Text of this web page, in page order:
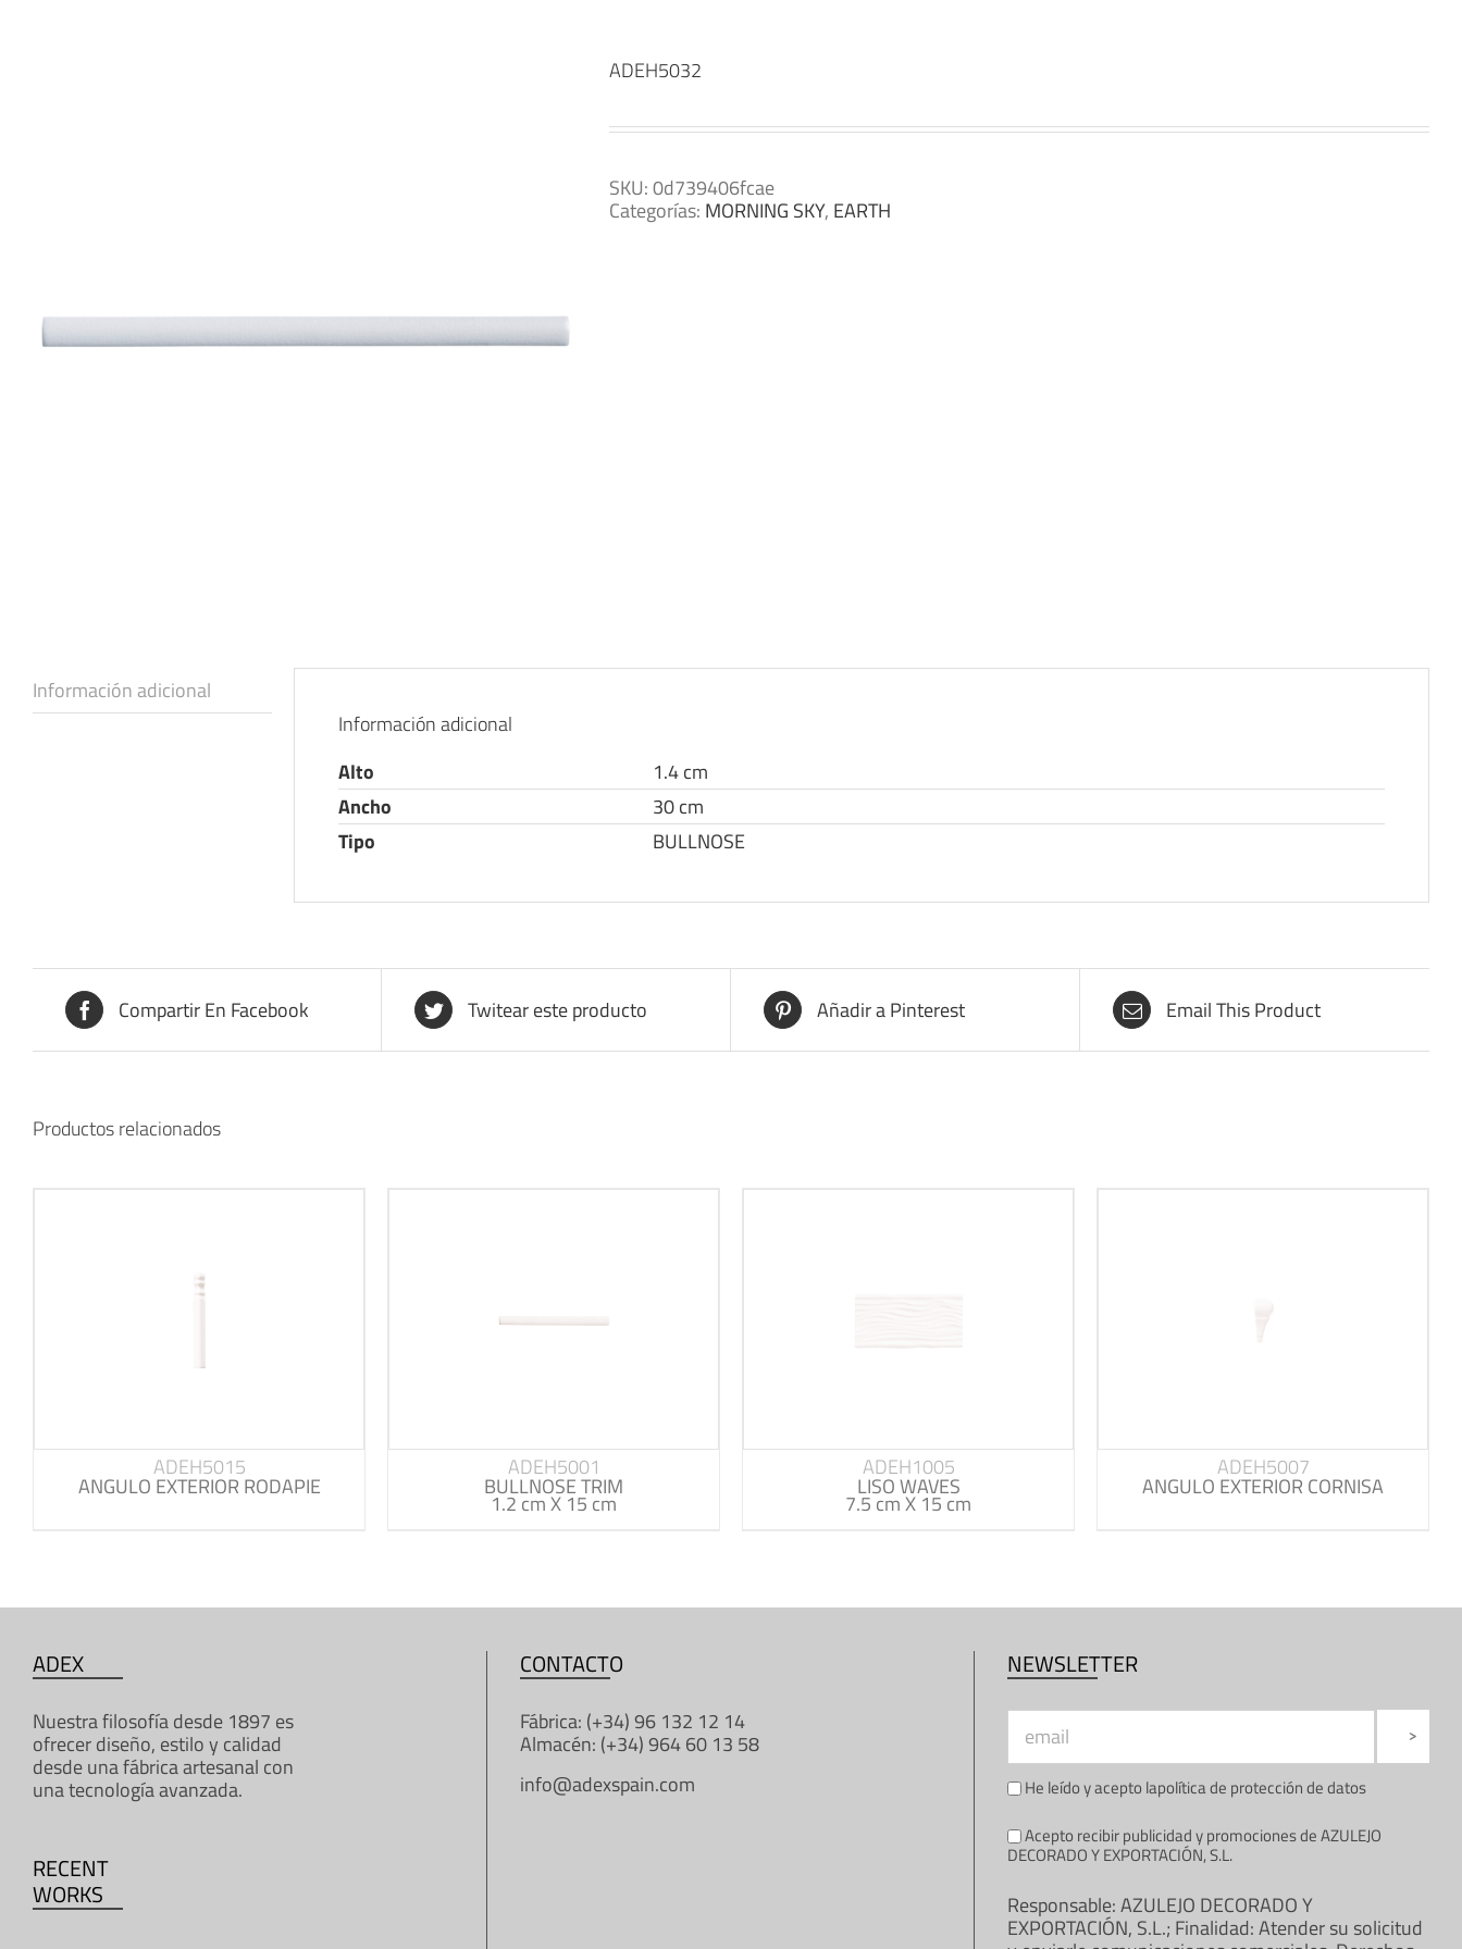
ADEH5032
SKU:0d739406fcae
Categorías: MORNING SKY, EARTH
Información adicional
Información adicional
Alto
1.4 cm
Ancho
30 cm
Tipo
BULLNOSE
Compartir En Facebook Twitear este producto Añadir a Pinterest Email This Product
Productos relacionados
ADEH5015
ANGULO EXTERIOR RODAPIE
ADEH5001
BULLNOSE TRIM
1.2 cm X 15 cm
ADEH1005
LISO WAVES
7.5 cm X 15 cm
ADEH5007
ANGULO EXTERIOR CORNISA
ADEX
Nuestra filosofía desde 1897 es
ofrecer diseño, estilo y calidad
desde una fábrica artesanal con
una tecnología avanzada.
RECENT
WORKS
CONTACTO
Fábrica: (+34) 96 132 12 14
Almacén: (+34) 964 60 13 58
info@adexspain.com
NEWSLETTER
He leído y acepto lapolítica de protección de datos
Acepto recibir publicidad y promociones de AZULEJO
DECORADO Y EXPORTACIÓN, S.L.
Responsable: AZULEJO DECORADO Y
EXPORTACIÓN, S.L.; Finalidad: Atender su solicitud